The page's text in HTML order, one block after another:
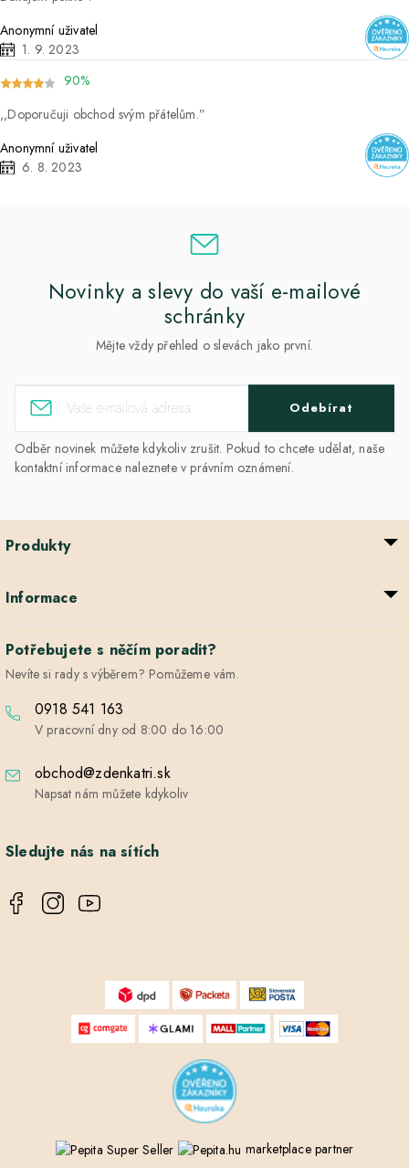
Anonymní uživatel
1. 9. 2023
90%
Doporučuji obchod svým přátelům.
Anonymní uživatel
6. 8. 2023
Novinky a slevy do vaší e-mailové
schránky
Mějte vždy přehled o slevách jako první.
Odebírat
Odběr novinek můžete kdykoliv zrušit. Pokud to chcete udělat, naše
kontaktní informace naleznete v právním oznámení.
Produkty
Informace
Potřebujete s něčím poradit?
Nevíte si rady s výběrem? Pomůžeme vám.
0918 541 163
V pracovní dny od 8:00 do 16:00
obchod@zdenkatri.sk
Napsat nám můžete kdykoliv
Sledujte nás na sítích
marketplace partner